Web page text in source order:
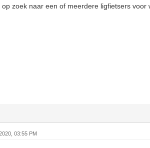
op zoek naar een of meerdere ligfietsers
03:55 PM